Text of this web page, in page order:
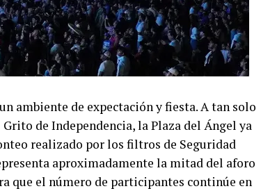
ambiente de expectación y fiesta. A tan solo
de Independencia, la Plaza del Ángel ya
realizado por los filtros de Seguridad
aproximadamente la mitad del aforo
que el número de participantes continúe en